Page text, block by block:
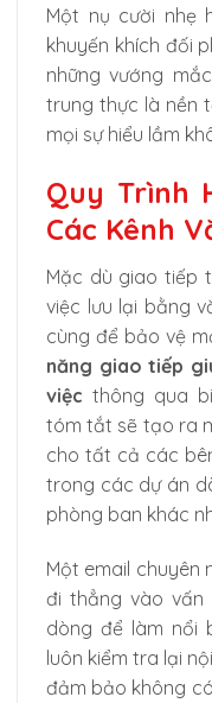
Một nụ cười nhẹ
khuyến khích đối
những vướng
trung thực là nền
mọi sự hiểu lầm
Quy Trình
Các Kênh
Mặc dù giao tiếp
việc lưu lại bằng
cùng để bảo vệ
năng giao tiếp
việc thông qua
tóm tắt sẽ tạo ra
cho tất cả các
trong các dự án
phòng ban khác
Một email chuyên
đi thẳng vào
dòng để làm nổi
luôn kiểm tra lại
đảm bảo không